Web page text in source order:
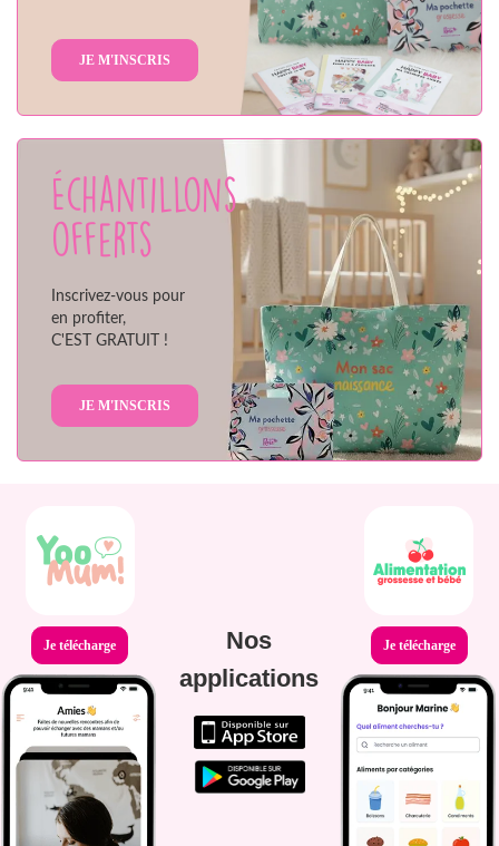
JE M'INSCRIS
Échantillons
offerts
Inscrivez-vous pour
en profiter,
C'EST GRATUIT !
JE M'INSCRIS
Je télécharge
Nos
applications
Je télécharge